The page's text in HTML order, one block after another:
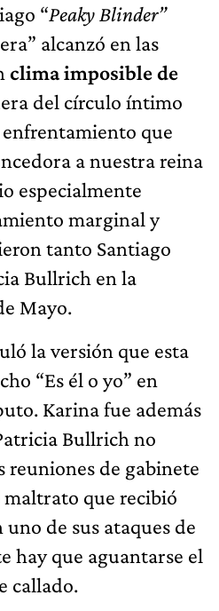
“Peaky Blinder”
alcanzó en las
clima imposible de
del círculo íntimo
que
a nuestra reina
especialmente
marginal y
tanto Santiago
Bullrich en la
Mayo.
la versión que esta
“Es él o yo” en
Karina fue además
Bullrich no
reuniones de gabinete
que recibió
de sus ataques de
hay que aguantarse el
callado.